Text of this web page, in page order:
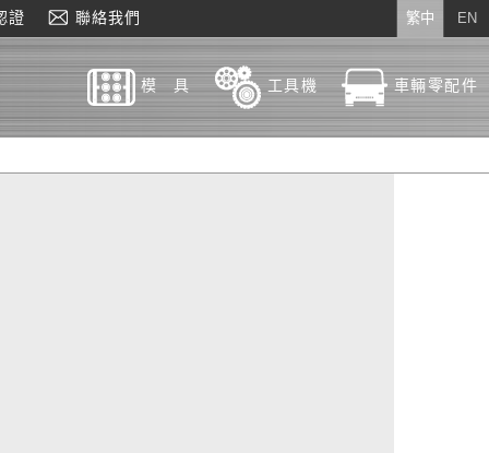
繁中 EN
證 聯絡我們
模 具 工具機 車輛零配件